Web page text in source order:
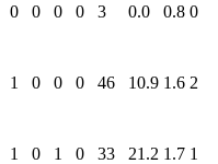
0 0 0 0 3 0.0 0.8 0
1 0 0 0 46 10.9 1.6 2
1 0 1 0 33 21.2 1.7 1